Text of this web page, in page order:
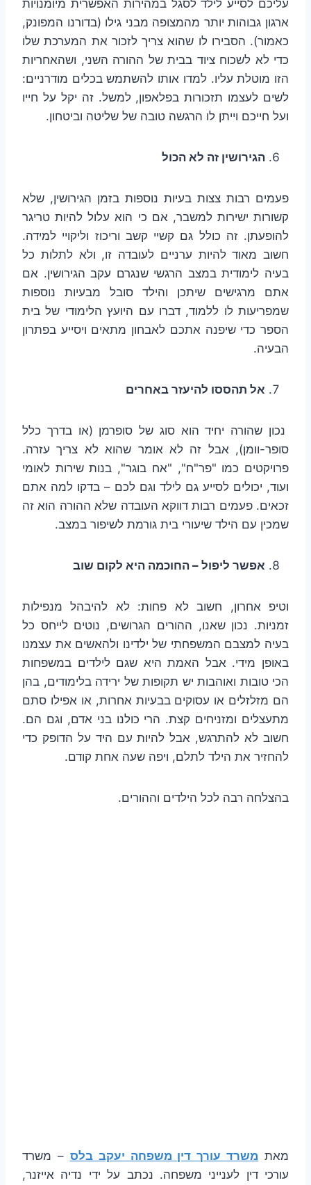
עליכם לסייע לילד לסגל במהירות האפשרית מיומנויות
ארגון גבוהות יותר מהמצופה מבני גילו (בדורנו המפונק,
כאמור). הסבירו לו שהוא צריך לזכור את המערכת שלו
כדי לא לשכוח ציוד בבית של ההורה השני, ושהאחריות
הזו מוטלת עליו. למדו אותו להשתמש בכלים מודרניים:
לשים לעצמו תזכורות בפלאפון, למשל. זה יקל על חייו
ועל חייכם וייתן לו הרגשה טובה של שליטה וביטחון.
הגירושין זה לא הכול
פעמים רבות צצות בעיות נוספות בזמן הגירושין, שלא
קשורות ישירות למשבר, אם כי הוא עלול להיות טריגר
להופעתן. זה כולל גם קשיי קשב וריכוז וליקויי למידה.
חשוב מאוד להיות ערניים לעובדה זו, ולא לתלות כל
בעיה לימודית במצב הרגשי שנגרם עקב הגירושין. אם
אתם מרגישים שיתכן והילד סובל מבעיות נוספות
שמפריעות לו ללמוד, דברו עם היועץ הלימודי של בית
הספר כדי שיפנה אתכם לאבחון מתאים ויסייע בפתרון
הבעיה.
אל תהססו להיעזר באחרים
נכון שהורה יחיד הוא סוג של סופרמן (או בדרך כלל
סופר-וומן), אבל זה לא אומר שהוא לא צריך עזרה.
פרויקטים כמו "פר"ח", "אח בוגר", בנות שירות לאומי
ועוד, יכולים לסייע גם לילד וגם לכם – בדקו למה אתם
זכאים. פעמים רבות דווקא העובדה שלא ההורה הוא זה
שמכין עם הילד שיעורי בית גורמת לשיפור במצב.
אפשר ליפול – החוכמה היא לקום שוב
וטיפ אחרון, חשוב לא פחות: לא להיבהל מנפילות
זמניות. נכון שאנו, ההורים הגרושים, נוטים לייחס כל
בעיה למצבם המשפחתי של ילדינו ולהאשים את עצמנו
באופן מידי. אבל האמת היא שגם לילדים במשפחות
הכי טובות ואוהבות יש תקופות של ירידה בלימודים, בהן
הם מזלזלים או עסוקים בבעיות אחרות, או אפילו סתם
מתעצלים ומזניחים קצת. הרי כולנו בני אדם, וגם הם.
חשוב לא להתרגש, אבל להיות עם היד על הדופק כדי
להחזיר את הילד לתלם, ויפה שעה אחת קודם.
בהצלחה רבה לכל הילדים וההורים.
מאת משרד עורך דין משפחה יעקב בלס – משרד
עורכי דין לענייני משפחה. נכתב על ידי נדיה אייזנר,